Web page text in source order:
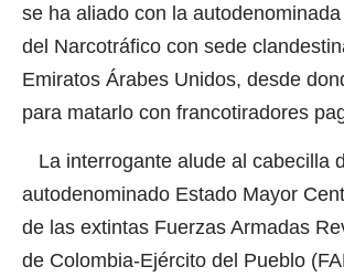
se ha aliado con la
del Narcotráfico con sede
Emiratos Árabes Unidos, desde
para matarlo con francotiradores
La interrogante alude al cabecilla
autodenominado Estado Mayor
de las extintas Fuerzas Armadas
de Colombia-Ejército del Pueblo